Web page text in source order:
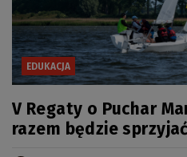
EDUKACJA
V Regaty o Puchar
razem będzie